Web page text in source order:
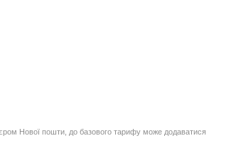
Нової пошти, до базового тарифу може додаватися